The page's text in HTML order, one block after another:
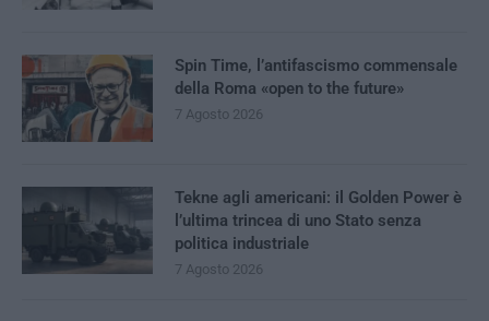
Spin Time, l’antifascismo commensale
della Roma «open to the future»
7 Agosto 2026
Tekne agli americani: il Golden Power è
l’ultima trincea di uno Stato senza
politica industriale
7 Agosto 2026